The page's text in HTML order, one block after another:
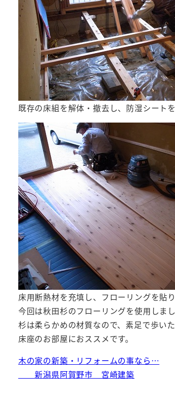
既存の床組を解体・撤去し、防湿シート
床用断熱材を充填し、フローリングを貼り
今回は秋田杉のフローリングを使用しまし
杉は柔らかめの材質なので、素足で歩い
床座のお部屋におススメです。
木の家の新築・リフォームの事なら…
新潟県阿賀野市 宮崎建築